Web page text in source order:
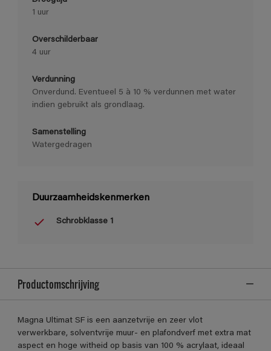
1 uur
Overschilderbaar
4 uur
Verdunning
Onverdund. Eventueel 5 à 10 % verdunnen met water
indien gebruikt als grondlaag.
Samenstelling
Watergedragen
Duurzaamheidskenmerken
Schrobklasse 1
Productomschrijving
Magna Ultimat SF is een aanzetvrije en zeer vlot
verwerkbare, solventvrije muur- en plafondverf met extra mat
aspect en hoge witheid op basis van 100 % acrylaat, ideaal